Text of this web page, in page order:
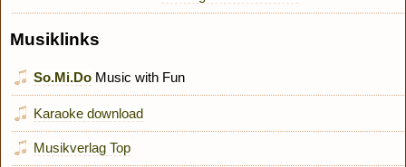
Musiklinks
So.Mi.Do Music with Fun
Karaoke download
Musikverlag Top